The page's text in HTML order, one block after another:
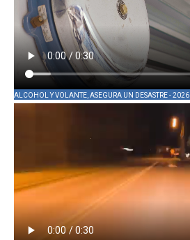
ALCOHOL Y VOLANTE, ASEGURA UN DESASTRE - 2026